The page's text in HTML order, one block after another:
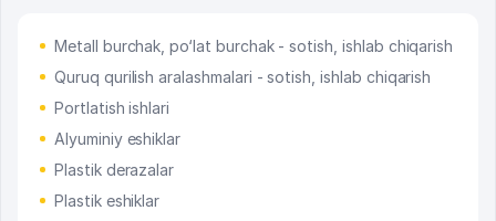
Metall burchak, po‘lat burchak - sotish, ishlab chiqarish
Quruq qurilish aralashmalari - sotish, ishlab chiqarish
Portlatish ishlari
Alyuminiy eshiklar
Plastik derazalar
Plastik eshiklar